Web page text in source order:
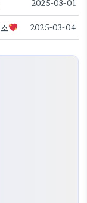
2025-03-01
2025-03-04